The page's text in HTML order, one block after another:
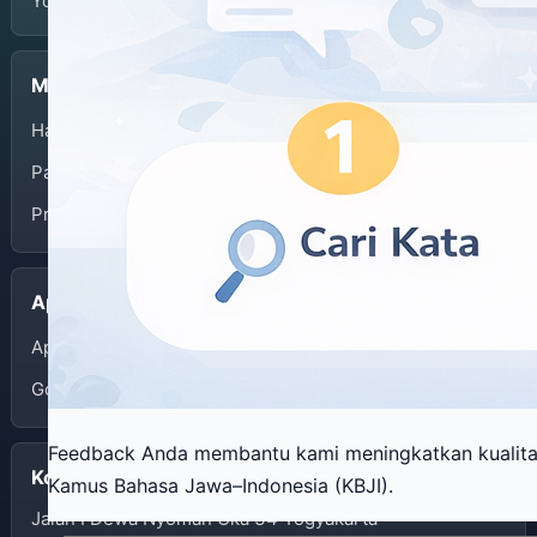
Feedback Anda membantu kami meningkatkan
Kamus Bahasa Jawa–Indonesia (KBJI).
Menu
Halaman Depan
Panduan Penggunaan
Privacy Policy
Aplikasi
App Store
Google Play
Kontak
Jalan I Dewa Nyoman Oka 34 Yogyakarta